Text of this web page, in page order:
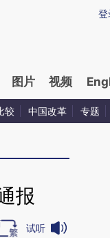
结而成，可能与原文
登
图片 视频
较 中国改革 专题
报
试听